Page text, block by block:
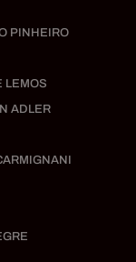
PINHEIRO
LEMOS
ADLER